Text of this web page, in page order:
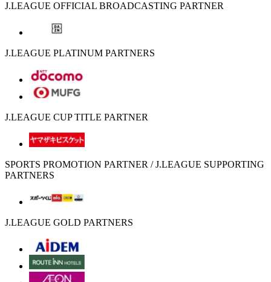
J.LEAGUE OFFICIAL BROADCASTING PARTNER
J.LEAGUE PLATINUM PARTNERS
J.LEAGUE CUP TITLE PARTNER
SPORTS PROMOTION PARTNER / J.LEAGUE SUPPORTING
PARTNERS
J.LEAGUE GOLD PARTNERS